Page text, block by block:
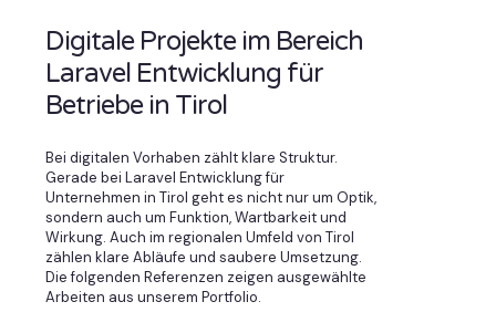
Digitale Projekte im Bereich
Laravel Entwicklung für
Betriebe in Tirol
Bei digitalen Vorhaben zählt klare Struktur.
Gerade bei Laravel Entwicklung für
Unternehmen in Tirol geht es nicht nur um Optik,
sondern auch um Funktion, Wartbarkeit und
Wirkung. Auch im regionalen Umfeld von Tirol
zählen klare Abläufe und saubere Umsetzung.
Die folgenden Referenzen zeigen ausgewählte
Arbeiten aus unserem Portfolio.